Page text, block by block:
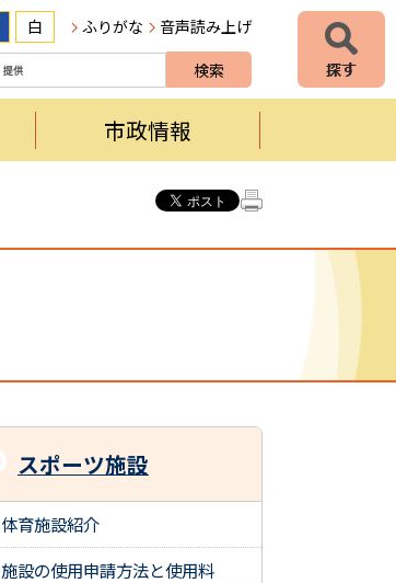
白 ふりがな 音声読み上げ
市政情報
スポーツ施設
体育施設紹介
施設の使用申請方法と使用料